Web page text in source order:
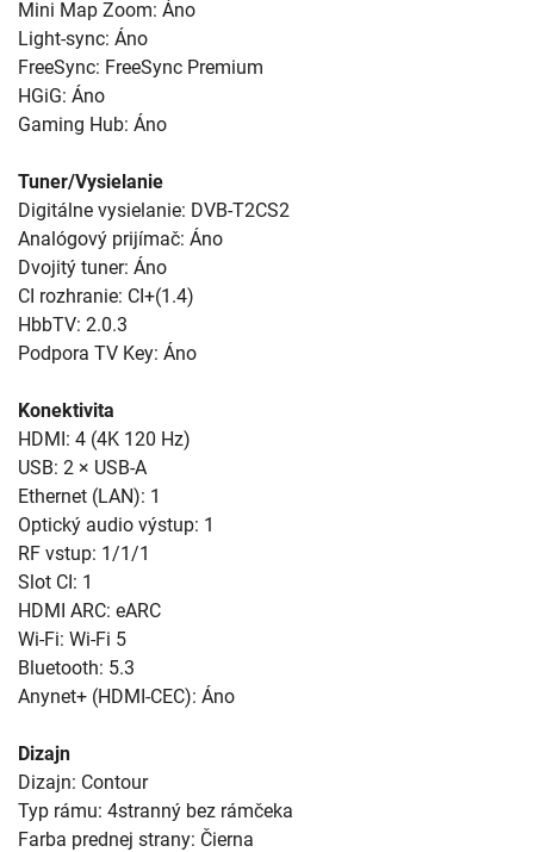
Mini Map Zoom: Áno
Light-sync: Áno
FreeSync: FreeSync Premium
HGiG: Áno
Gaming Hub: Áno
Tuner/Vysielanie
Digitálne vysielanie: DVB-T2CS2
Analógový prijímač: Áno
Dvojitý tuner: Áno
CI rozhranie: CI+(1.4)
HbbTV: 2.0.3
Podpora TV Key: Áno
Konektivita
HDMI: 4 (4K 120 Hz)
USB: 2 × USB-A
Ethernet (LAN): 1
Optický audio výstup: 1
RF vstup: 1/1/1
Slot CI: 1
HDMI ARC: eARC
Wi-Fi: Wi-Fi 5
Bluetooth: 5.3
Anynet+ (HDMI-CEC): Áno
Dizajn
Dizajn: Contour
Typ rámu: 4stranný bez rámčeka
Farba prednej strany: Čierna